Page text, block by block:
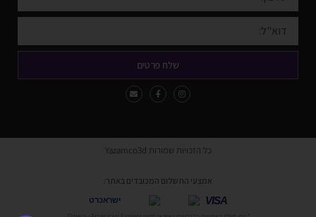
שלח פרטים
כל הזכויות שמורות Yazamco3d
אמצעי התשלום המכובדים באתר:
VISA
ישראכרט